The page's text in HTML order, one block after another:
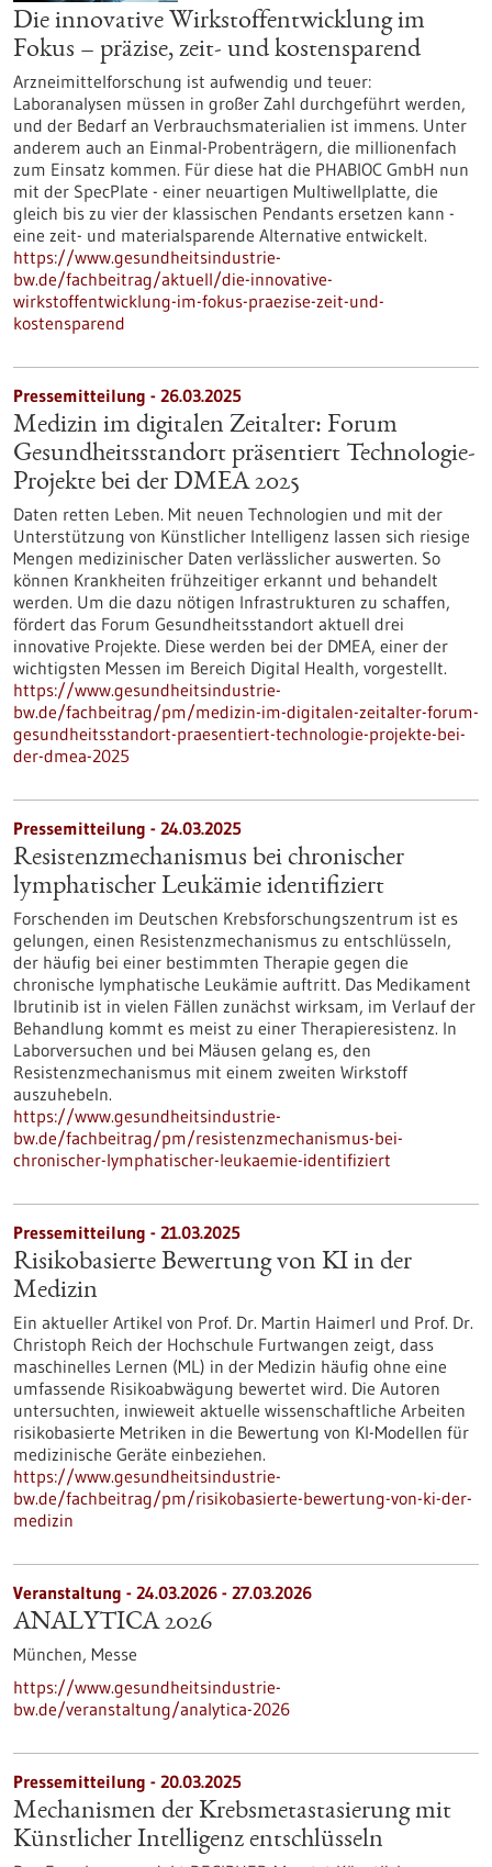
Die innovative Wirkstoffentwicklung im
Fokus – präzise, zeit- und kostensparend
Arzneimittelforschung ist aufwendig und teuer:
Laboranalysen müssen in großer Zahl durchgeführt werden,
und der Bedarf an Verbrauchsmaterialien ist immens. Unter
anderem auch an Einmal-Probenträgern, die millionenfach
zum Einsatz kommen. Für diese hat die PHABIOC GmbH nun
mit der SpecPlate - einer neuartigen Multiwellplatte, die
gleich bis zu vier der klassischen Pendants ersetzen kann -
eine zeit- und materialsparende Alternative entwickelt.
https://www.gesundheitsindustrie-
bw.de/fachbeitrag/aktuell/die-innovative-
wirkstoffentwicklung-im-fokus-praezise-zeit-und-
kostensparend
Pressemitteilung - 26.03.2025
Medizin im digitalen Zeitalter: Forum
Gesundheitsstandort präsentiert Technologie-
Projekte bei der DMEA 2025
Daten retten Leben. Mit neuen Technologien und mit der
Unterstützung von Künstlicher Intelligenz lassen sich riesige
Mengen medizinischer Daten verlässlicher auswerten. So
können Krankheiten frühzeitiger erkannt und behandelt
werden. Um die dazu nötigen Infrastrukturen zu schaffen,
fördert das Forum Gesundheitsstandort aktuell drei
innovative Projekte. Diese werden bei der DMEA, einer der
wichtigsten Messen im Bereich Digital Health, vorgestellt.
https://www.gesundheitsindustrie-
bw.de/fachbeitrag/pm/medizin-im-digitalen-zeitalter-forum-
gesundheitsstandort-praesentiert-technologie-projekte-bei-
der-dmea-2025
Pressemitteilung - 24.03.2025
Resistenzmechanismus bei chronischer
lymphatischer Leukämie identifiziert
Forschenden im Deutschen Krebsforschungszentrum ist es
gelungen, einen Resistenzmechanismus zu entschlüsseln,
der häufig bei einer bestimmten Therapie gegen die
chronische lymphatische Leukämie auftritt. Das Medikament
Ibrutinib ist in vielen Fällen zunächst wirksam, im Verlauf der
Behandlung kommt es meist zu einer Therapieresistenz. In
Laborversuchen und bei Mäusen gelang es, den
Resistenzmechanismus mit einem zweiten Wirkstoff
auszuhebeln.
https://www.gesundheitsindustrie-
bw.de/fachbeitrag/pm/resistenzmechanismus-bei-
chronischer-lymphatischer-leukaemie-identifiziert
Pressemitteilung - 21.03.2025
Risikobasierte Bewertung von KI in der
Medizin
Ein aktueller Artikel von Prof. Dr. Martin Haimerl und Prof. Dr.
Christoph Reich der Hochschule Furtwangen zeigt, dass
maschinelles Lernen (ML) in der Medizin häufig ohne eine
umfassende Risikoabwägung bewertet wird. Die Autoren
untersuchten, inwieweit aktuelle wissenschaftliche Arbeiten
risikobasierte Metriken in die Bewertung von KI-Modellen für
medizinische Geräte einbeziehen.
https://www.gesundheitsindustrie-
bw.de/fachbeitrag/pm/risikobasierte-bewertung-von-ki-der-
medizin
Veranstaltung - 24.03.2026 - 27.03.2026
ANALYTICA 2026
München, Messe
https://www.gesundheitsindustrie-
bw.de/veranstaltung/analytica-2026
Pressemitteilung - 20.03.2025
Mechanismen der Krebsmetastasierung mit
Künstlicher Intelligenz entschlüsseln